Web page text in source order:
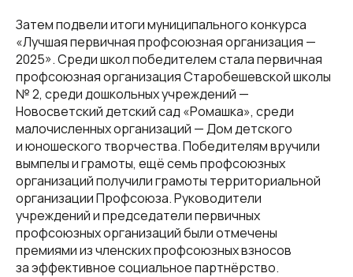
Затем подвели итоги муниципального конкурса
«Лучшая первичная профсоюзная организация —
2025». Среди школ победителем стала первичная
профсоюзная организация Старобешевской школы
№ 2, среди дошкольных учреждений —
Новосветский детский сад «Ромашка», среди
малочисленных организаций — Дом детского
и юношеского творчества. Победителям вручили
вымпелы и грамоты, ещё семь профсоюзных
организаций получили грамоты территориальной
организации Профсоюза. Руководители
учреждений и председатели первичных
профсоюзных организаций были отмечены
премиями из членских профсоюзных взносов
за эффективное социальное партнёрство.